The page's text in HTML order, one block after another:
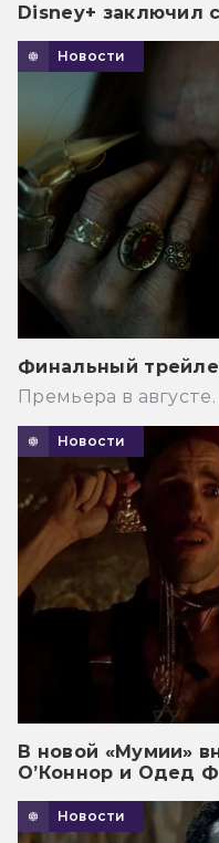
Disney+ заключил
Новости
Финальный
Премьера в августе.
Новости
В новой «Мумии»
О’Коннор и Одед
Новости